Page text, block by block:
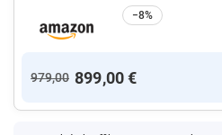
−8%
979,00 899,00 €